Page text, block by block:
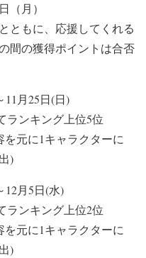
（月）
ともに、応援してくれる
間の獲得ポイントは合否
11月25日(日)
ランキング上位5位
元に1キャラクターに
)
12月5日(水)
ランキング上位2位
元に1キャラクターに
)